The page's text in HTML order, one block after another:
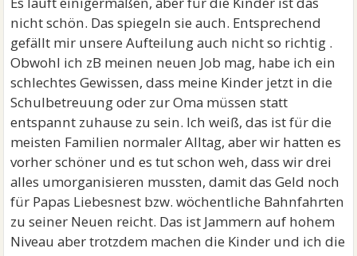
nicht schön. Das spiegeln sie auch. Entsprechend
gefällt mir unsere Aufteilung auch nicht so richtig .
Obwohl ich zB meinen neuen Job mag, habe ich ein
schlechtes Gewissen, dass meine Kinder jetzt in die
Schulbetreuung oder zur Oma müssen statt
entspannt zuhause zu sein. Ich weiß, das ist für die
meisten Familien normaler Alltag, aber wir hatten es
vorher schöner und es tut schon weh, dass wir drei
alles umorganisieren mussten, damit das Geld noch
für Papas Liebesnest bzw. wöchentliche Bahnfahrten
zu seiner Neuen reicht. Das ist Jammern auf hohem
Niveau aber trotzdem machen die Kinder und ich die